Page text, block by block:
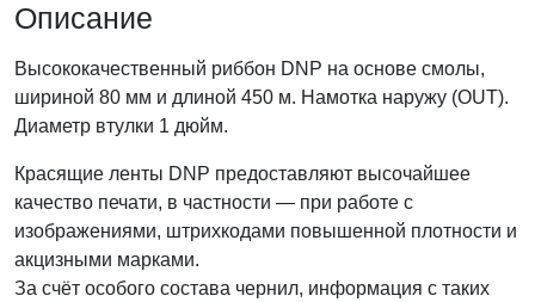
Описание
Высококачественный риббон DNP на основе смолы,
шириной 80 мм и длиной 450 м. Намотка наружу (OUT).
Диаметр втулки 1 дюйм.
Красящие ленты DNP предоставляют высочайшее
качество печати, в частности — при работе с
изображениями, штрихкодами повышенной плотности и
акцизными марками.
За счёт особого состава чернил, информация с таких